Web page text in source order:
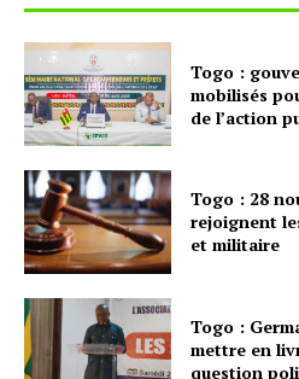
Togo :
mobilisés
de l’action
Togo : 28
rejoignent
et militaire
Togo :
mettre en
question